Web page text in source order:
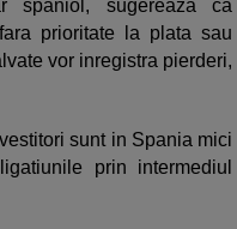
spaniol, sugereaza ca
prioritate la plata sau
vor inregistra pierderi,
sunt in Spania mici
prin intermediul